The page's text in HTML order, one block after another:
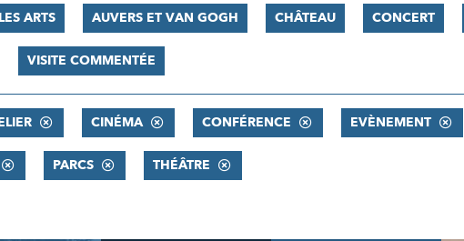
ARTS AUVERS ET VAN GOGH CHÂTEAU CONCERT
VISITE COMMENTÉE
CINÉMA CONFÉRENCE EVÈNEMENT
PARCS THÉÂTRE